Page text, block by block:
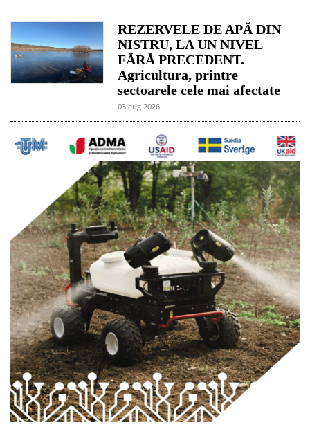
REZERVELE DE APĂ DIN
NISTRU, LA UN NIVEL
FĂRĂ PRECEDENT.
Agricultura, printre
sectoarele cele mai afectate
03 aug 2026